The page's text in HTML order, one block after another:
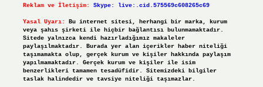
Reklam ve İletişim: Skype: live:.cid.575569c608265c69
Yasal Uyarı:
Bu internet sitesi, herhangi bir marka, kurum
veya şahıs şirketi ile hiçbir bağlantısı bulunmamaktadır.
Sitede yalnızca kendi hazırladığımız makaleler
paylaşılmaktadır. Burada yer alan içerikler haber niteliği
taşımamakta olup, gerçek kurum ve kişiler hakkında paylaşım
yapılmamaktadır. Gerçek kurum ve kişiler ile isim
benzerlikleri tamamen tesadüfidir. Sitemizdeki bilgiler
taslak halindedir ve tavsiye niteliği taşımazlar.